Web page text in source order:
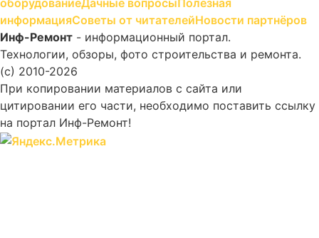
оборудованиеДачные вопросы Полезная
информацияСоветы от читателейНовости партнёров
Инф-Ремонт - информационный портал.
Технологии, обзоры, фото строительства и ремонта.
(c) 2010-2026
При копировании материалов с сайта или
цитировании его части, необходимо поставить ссылку
на портал Инф-Ремонт!